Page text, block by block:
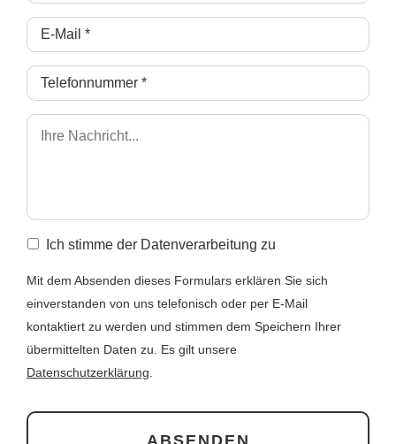
Ich stimme der Datenverarbeitung zu
Mit dem Absenden dieses Formulars erklären Sie sich
einverstanden von uns telefonisch oder per E-Mail
kontaktiert zu werden und stimmen dem Speichern Ihrer
übermittelten Daten zu. Es gilt unsere
Datenschutzerklärung